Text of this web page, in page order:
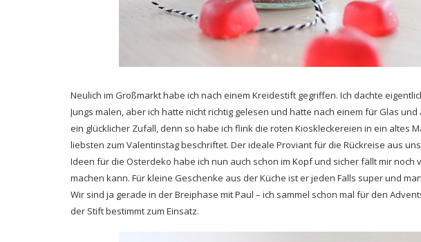
Neulich im Großmarkt habe ich nach einem Kreidestift gegriffen. Ich dachte
Jungs malen, aber ich hatte nicht richtig gelesen und hatte nach einem für Glas
ein glücklicher Zufall, denn so habe ich flink die roten Kioskleckereien in ein altes
liebsten zum Valentinstag beschriftet. Der ideale Proviant für die Rückreise aus
Ideen für die Osterdeko habe ich nun auch schon im Kopf und sicher fällt mir noch
machen kann. Für kleine Geschenke aus der Küche ist er jeden Falls super und
Wir sind ja gerade in der Breiphase mit Paul – ich sammel schon mal für den
der Stift bestimmt zum Einsatz.